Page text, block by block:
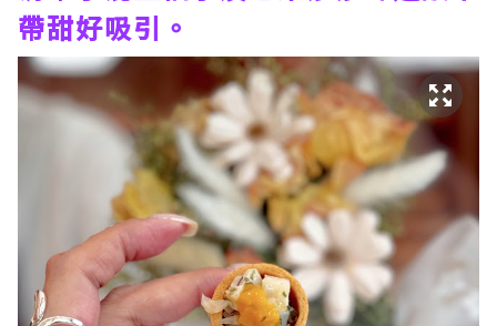
帶甜好吸引。